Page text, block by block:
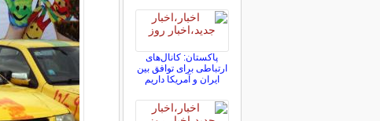
پاکستان: کانال‌های
ارتباطی برای توافق بین
ایران و آمریکا داریم